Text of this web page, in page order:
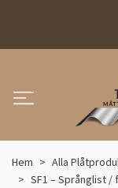
Hem
Alla
SF1 – Språnglist